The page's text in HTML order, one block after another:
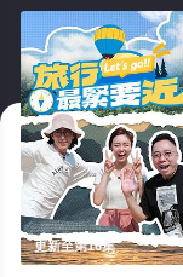
更新至第16集